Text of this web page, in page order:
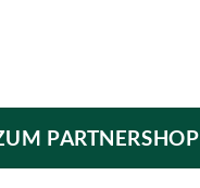
PARTNERSHOP